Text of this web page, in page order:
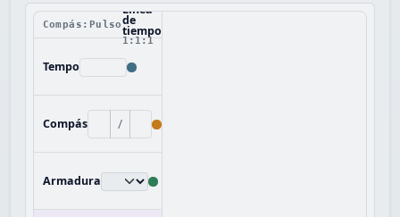
Compás:Pulso
Línea
de
tiempo
1:1:1
Tempo
Compás /
Armadura